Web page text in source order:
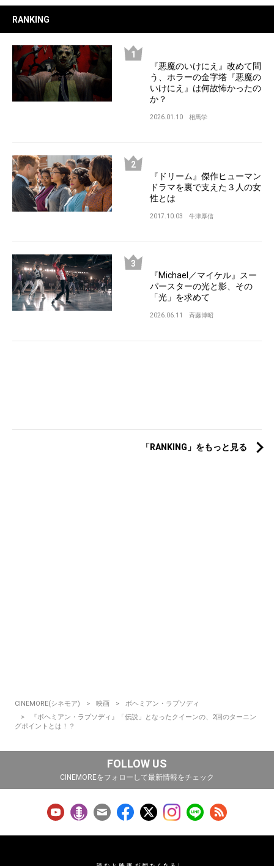
RANKING
『悪魔のいけにえ』改めて問
う、ホラーの金字塔『悪魔の
いけにえ』は何故怖かったの
か？
2026.01.10 相馬学
『ドリーム』傑作ヒューマン
ドラマを裏で支えた３人の女
性とは
2017.10.03 牛津厚信
『Michael／マイケル』スー
パースターの光と影、その
「光」を求めて
2026.06.11 斉藤博昭
「RANKING」をもっと見る
CINEMORE(シネモア) 映画
ボヘミアン・ラプソディ
『ボヘミアン・ラプソディ』「伝説」となったクイーンの、2回のターニン
グポイントとは！？
FOLLOW US
CINEMOREをフォローして最新情報をチェック